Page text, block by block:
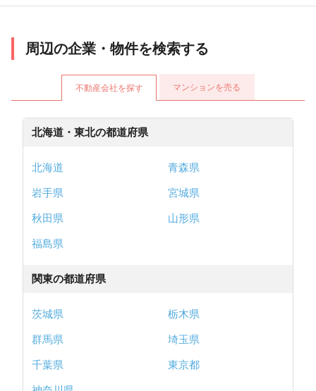
周辺の企業・物件を検索する
不動産会社を探す マンションを売る
北海道・東北の都道府県
北海道
青森県
岩手県
宮城県
秋田県
山形県
福島県
関東の都道府県
茨城県
栃木県
群馬県
埼玉県
千葉県
東京都